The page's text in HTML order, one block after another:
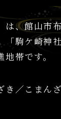
は、館山市
「駒ケ崎神
帯です。
き／こまん